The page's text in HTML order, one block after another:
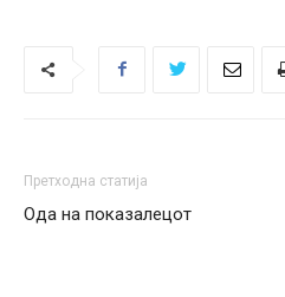
Претходна статија
Ода на показалецот